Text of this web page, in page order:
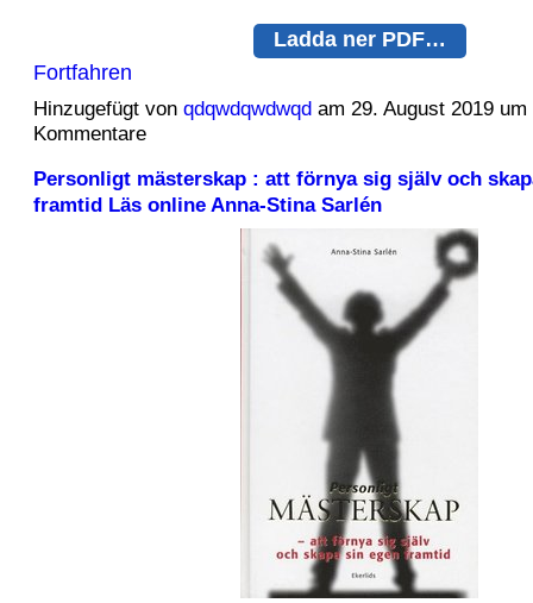
Ladda ner PDF…
Fortfahren
Hinzugefügt von qdqwdqwdwqdam 29. August 2019
Kommentare
Personligt mästerskap : att förnya sig själv och
framtid Läs online Anna-Stina Sarlén